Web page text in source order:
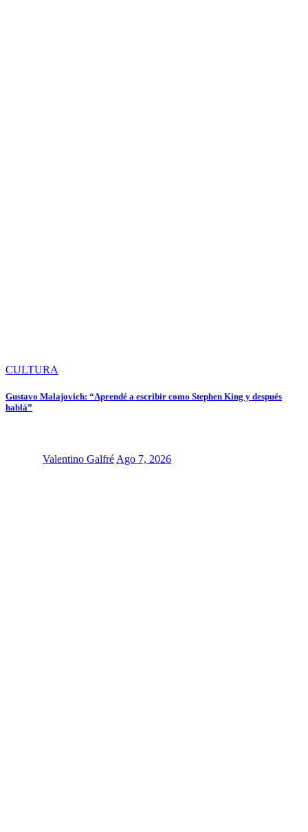
CULTURA
Gustavo Malajovich: “Aprendé a escribir como Stephen King y después
hablá”
Valentino Galfré Ago 7, 2026